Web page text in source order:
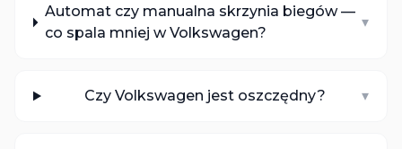
Automat czy manualna skrzynia biegów —
co spala mniej w Volkswagen?
▾
Czy Volkswagen jest oszczędny? ▾